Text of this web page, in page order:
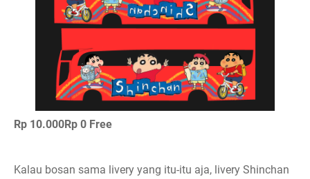
Rp 10.000Rp 0 Free
Kalau bosan sama livery yang itu-itu aja, livery Shinchan